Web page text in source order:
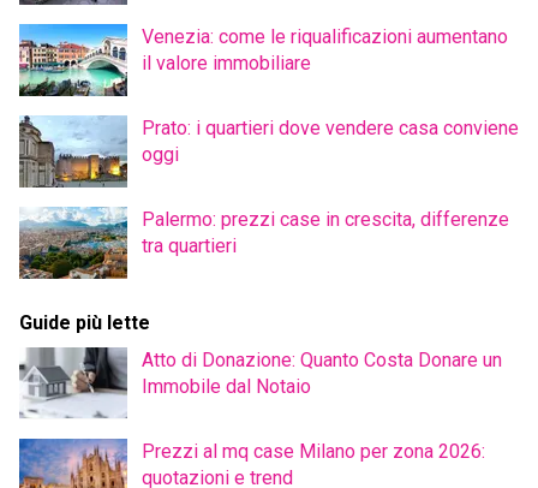
Venezia: come le riqualificazioni aumentano
il valore immobiliare
Prato: i quartieri dove vendere casa conviene
oggi
Palermo: prezzi case in crescita, differenze
tra quartieri
Guide più lette
Atto di Donazione: Quanto Costa Donare un
Immobile dal Notaio
Prezzi al mq case Milano per zona 2026:
quotazioni e trend